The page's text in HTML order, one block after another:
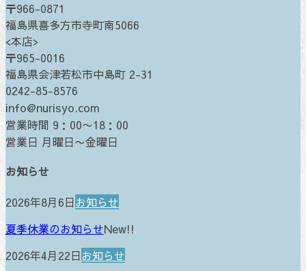
〒966-0871
福島県喜多方市寺町南5066
<本店>
〒965-0016
福島県会津若松市中島町 2-31
0242-85-8576
info@nurisyo.com
営業時間 9：00〜18：00
営業日 月曜日〜金曜日
お知らせ
2026年8月6日お知らせ
夏季休業のお知らせNew!!
2026年4月22日お知らせ